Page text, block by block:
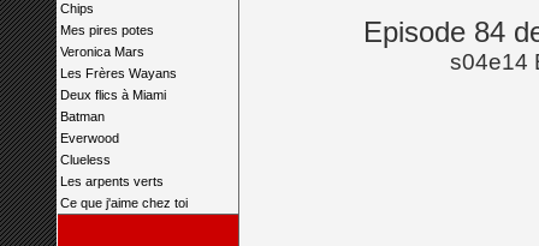
Chips
Mes pires potes
Veronica Mars
Les Frères Wayans
Deux flics à Miami
Batman
Everwood
Clueless
Les arpents verts
Ce que j'aime chez toi
Episode 84
s04e14